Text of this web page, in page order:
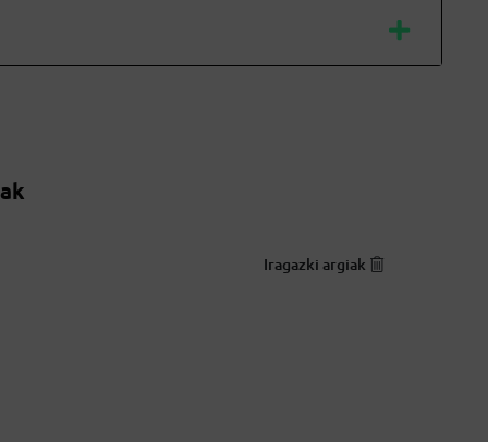
Iragazki argiak